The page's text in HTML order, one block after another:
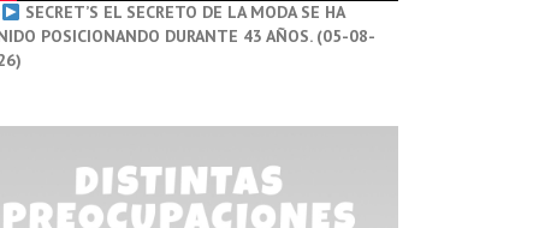
SECRET’S EL SECRETO DE LA MODA SE HA
POSICIONANDO DURANTE 43 AÑOS. (05-08-